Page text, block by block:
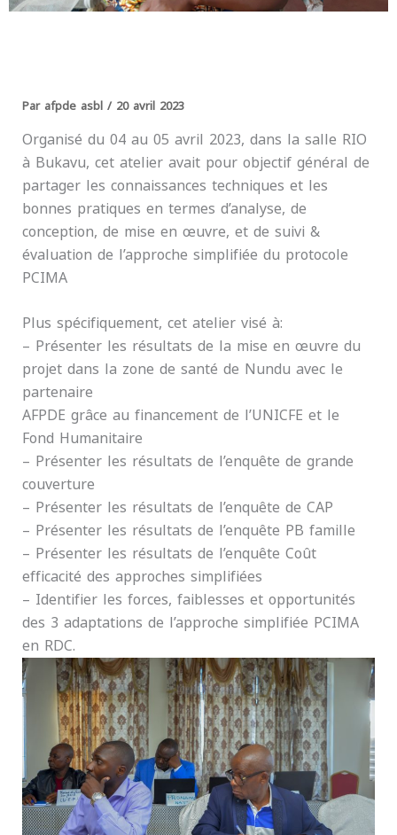
Par afpde asbl / 20 avril 2023
Organisé du 04 au 05 avril 2023, dans la salle RIO
à Bukavu, cet atelier avait pour objectif général de
partager les connaissances techniques et les
bonnes pratiques en termes d’analyse, de
conception, de mise en œuvre, et de suivi &
évaluation de l’approche simplifiée du protocole
PCIMA
Plus spécifiquement, cet atelier visé à:
– Présenter les résultats de la mise en œuvre du
projet dans la zone de santé de Nundu avec le
partenaire
AFPDE grâce au financement de l’UNICFE et le
Fond Humanitaire
– Présenter les résultats de l’enquête de grande
couverture
– Présenter les résultats de l’enquête de CAP
– Présenter les résultats de l’enquête PB famille
– Présenter les résultats de l’enquête Coût
efficacité des approches simplifiées
– Identifier les forces, faiblesses et opportunités
des 3 adaptations de l’approche simplifiée PCIMA
en RDC.